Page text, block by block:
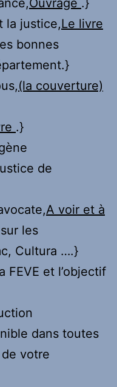
la justice,Le livre
bonnes
(la couverture)
.}
de
A voir et à
les
Cultura ….}
FEVE et l’objectif
dans toutes
votre